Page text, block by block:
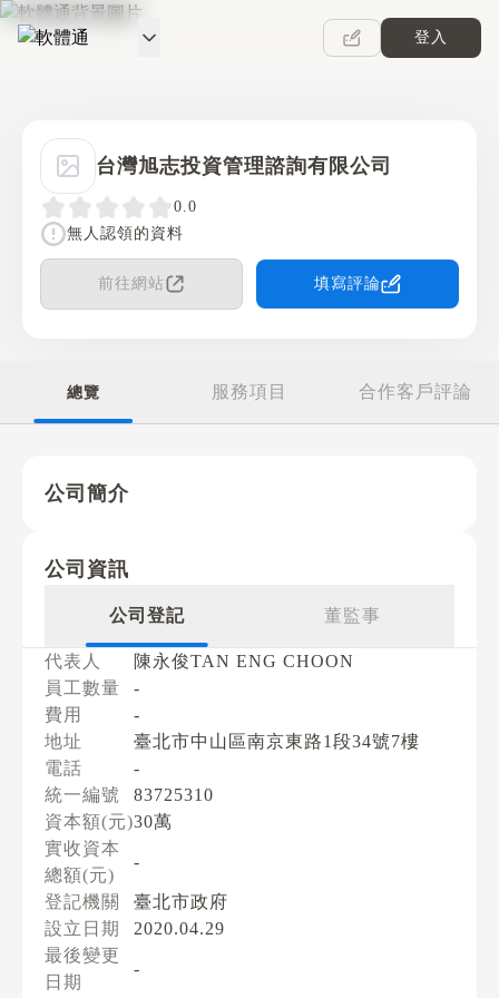
軟體通
登入
台灣旭志投資管理諮詢有限公司
0.0
無人認領的資料
前往網站 填寫評論
總覽 服務項目 合作客戶評論
公司簡介
公司資訊
公司登記 董監事
代表人
陳永俊TAN ENG CHOON
員工數量
-
費用
-
地址
臺北市中山區南京東路1段34號7樓
電話
-
統一編號
83725310
資本額(元)30萬
實收資本
總額(元)
-
登記機關
臺北市政府
設立日期
2020.04.29
最後變更
日期
-